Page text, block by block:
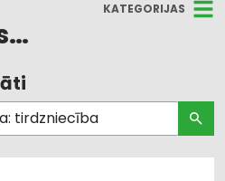
KATEGORIJAS
Krāsas, lakas, būvķīmija: tirdzniecība
tirdzniecība